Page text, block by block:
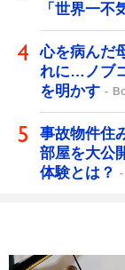
「世界一
心を病んだ
れに…ノブ
を明かす
事故物件住
部屋を大公
体験とは？